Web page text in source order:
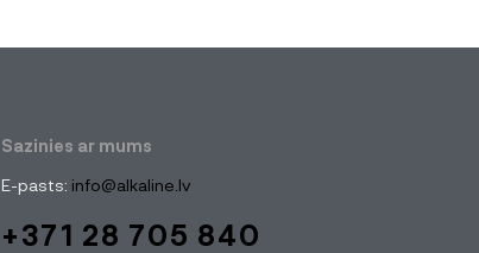
Sazinies ar mums
E-pasts: info@alkaline.lv
+371 28 705 840